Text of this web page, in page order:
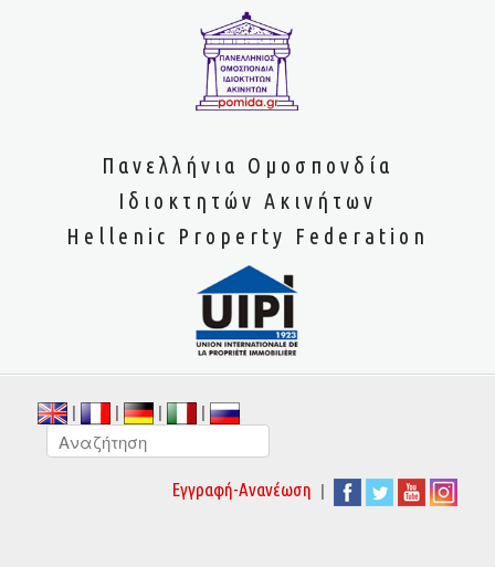
Πανελλήνια Ομοσπονδία
Ιδιοκτητών Ακινήτων
Hellenic Property Federation
| | | |
Εγγραφή-Ανανέωση |